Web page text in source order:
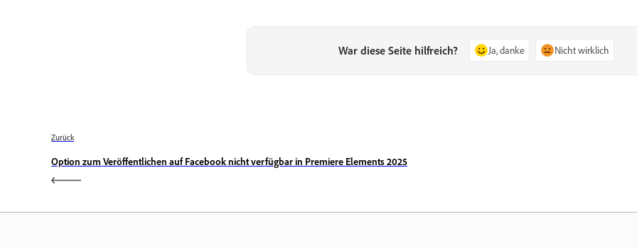
War diese Seite hilfreich? Ja, danke Nicht wirklich
Zurück
Option zum Veröffentlichen auf Facebook nicht verfügbar in Premiere Elements 2025